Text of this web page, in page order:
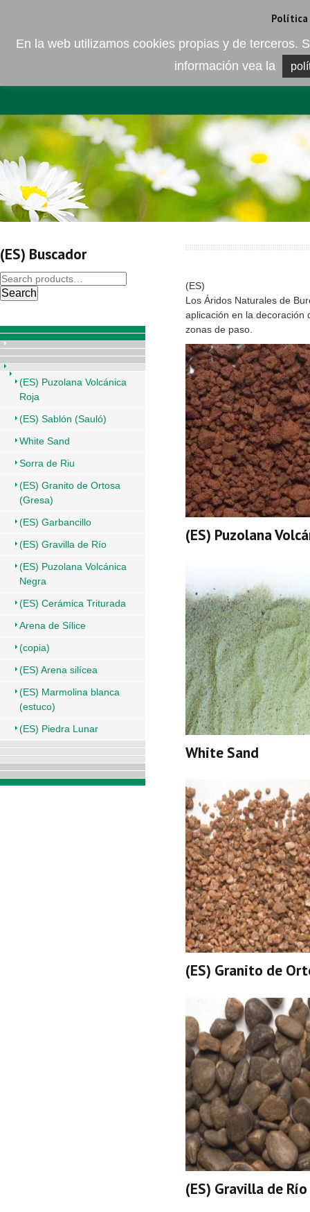
EMPRESA ELEMENTO DEL
(ES)
Los Áridos Naturales de
aplicación en la decoración
zonas de paso.
(ES) Puzolana
White Sand
(ES) Granito de
(ES) Gravilla de Río
(ES) Buscador
Search
(ES) Puzolana Volcánica
Roja
(ES) Sablón (Sauló)
White Sand
Sorra de Riu
(ES) Granito de Ortosa
(Gresa)
(ES) Garbancillo
(ES) Gravilla de Río
(ES) Puzolana Volcánica
Negra
(ES) Cerámica Triturada
Arena de Sílice
(copia)
(ES) Arena silícea
(ES) Marmolina blanca
(estuco)
(ES) Piedra Lunar
Política
En la web utilizamos cookies propias y de terceros.
información vea la